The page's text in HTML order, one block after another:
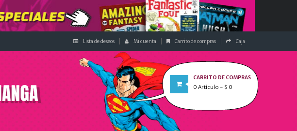
Lista de deseos Mi cuenta Carrito de compras Caja
CARRITO DE COMPRAS
0 Artículo - $ 0